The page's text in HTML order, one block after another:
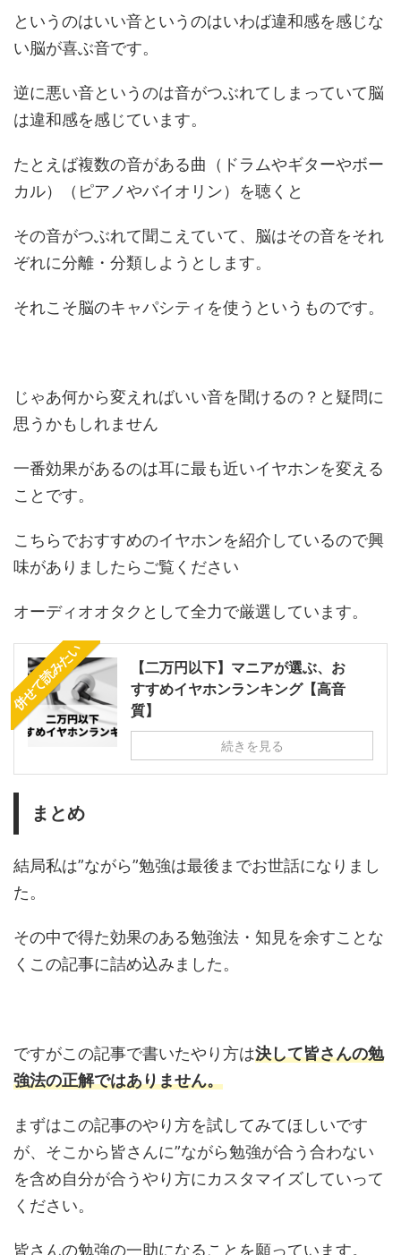
というのはいい音というのはいわば違和感を感じな
い脳が喜ぶ音です。
逆に悪い音というのは音がつぶれてしまっていて脳
は違和感を感じています。
たとえば複数の音がある曲（ドラムやギターやボー
カル）（ピアノやバイオリン）を聴くと
その音がつぶれて聞こえていて、脳はその音をそれ
ぞれに分離・分類しようとします。
それこそ脳のキャパシティを使うというものです。
じゃあ何から変えればいい音を聞けるの？と疑問に
思うかもしれません
一番効果があるのは耳に最も近いイヤホンを変える
ことです。
こちらでおすすめのイヤホンを紹介しているので興
味がありましたらご覧ください
オーディオオタクとして全力で厳選しています。
併せて読みたい
【二万円以下】マニアが選ぶ、お
すすめイヤホンランキング【高音
質】
続きを見る
まとめ
結局私は”ながら”勉強は最後までお世話になりまし
た。
その中で得た効果のある勉強法・知見を余すことな
くこの記事に詰め込みました。
ですがこの記事で書いたやり方は決して皆さんの勉
強法の正解ではありません。
まずはこの記事のやり方を試してみてほしいです
が、そこから皆さんに”ながら勉強が合う合わない
を含め自分が合うやり方にカスタマイズしていって
ください。
皆さんの勉強の一助になることを願っています。